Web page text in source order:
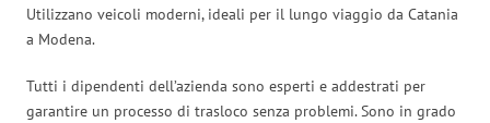
Utilizzano veicoli moderni, ideali per il lungo viaggio da Catania
a Modena.
Tutti i dipendenti dell’azienda sono esperti e addestrati per
garantire un processo di trasloco senza problemi. Sono in grado